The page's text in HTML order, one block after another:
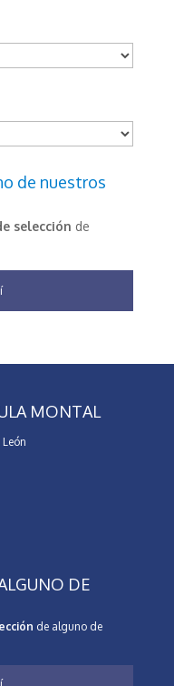
de nuestros
selección de
MONTAL
DE
de alguno de